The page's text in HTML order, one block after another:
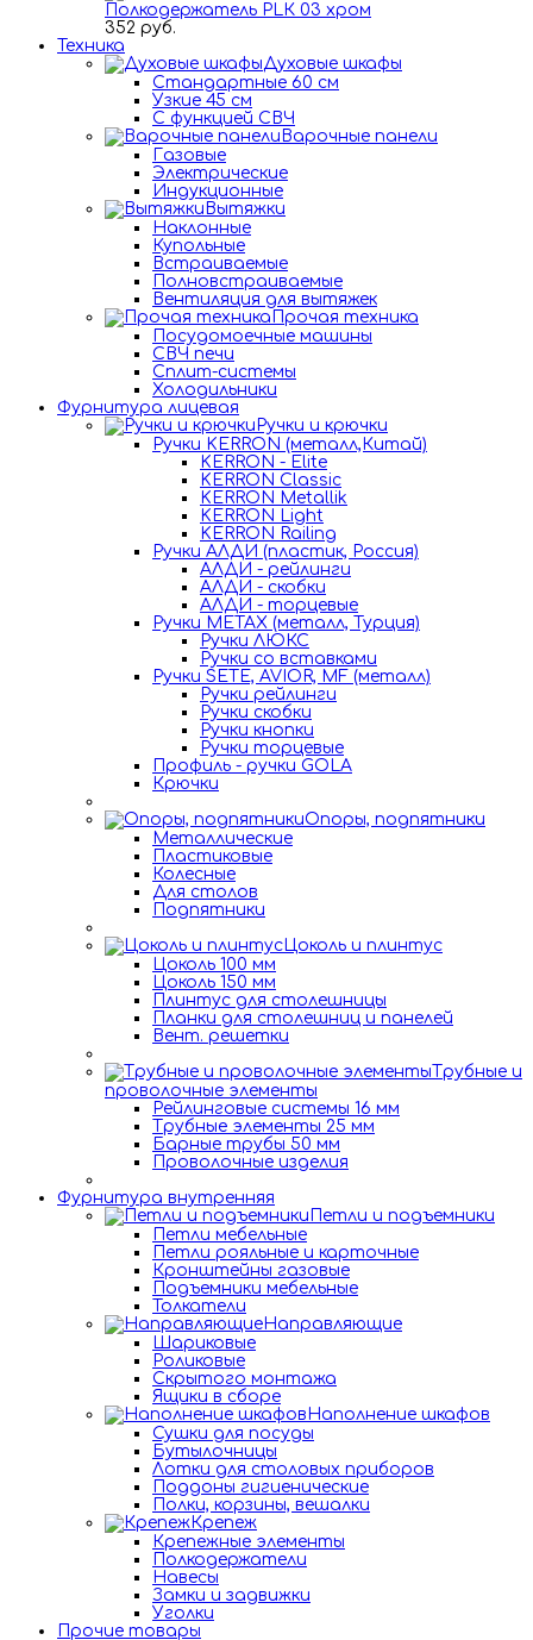
Полкодержатель PLК 03 хром
352 руб.
Техника
Духовые шкафы
Стандартные 60 см
Узкие 45 см
С функцией СВЧ
Варочные панели
Газовые
Электрические
Индукционные
Вытяжки
Наклонные
Купольные
Встраиваемые
Полновстраиваемые
Вентиляция для вытяжек
Прочая техника
Посудомоечные машины
СВЧ печи
Сплит-системы
Холодильники
Фурнитура лицевая
Ручки и крючки
Ручки KERRON (металл,Китай)
KERRON - Elite
KERRON Classic
KERRON Metallik
KERRON Light
KERRON Railing
Ручки АЛДИ (пластик, Россия)
АЛДИ - рейлинги
АЛДИ - скобки
АЛДИ - торцевые
Ручки METAX (металл, Турция)
Ручки ЛЮКС
Ручки со вставками
Ручки SETE, AVIOR, MF (металл)
Ручки рейлинги
Ручки скобки
Ручки кнопки
Ручки торцевые
Профиль - ручки GOLA
Крючки
Опоры, подпятники
Металлические
Пластиковые
Колесные
Для столов
Подпятники
Цоколь и плинтус
Цоколь 100 мм
Цоколь 150 мм
Плинтус для столешницы
Планки для столешниц и панелей
Вент. решетки
Трубные и
проволочные элементы
Рейлинговые системы 16 мм
Трубные элементы 25 мм
Барные трубы 50 мм
Проволочные изделия
Фурнитура внутренняя
Петли и подъемники
Петли мебельные
Петли рояльные и карточные
Кронштейны газовые
Подъемники мебельные
Толкатели
Направляющие
Шариковые
Роликовые
Скрытого монтажа
Ящики в сборе
Наполнение шкафов
Сушки для посуды
Бутылочницы
Лотки для столовых приборов
Поддоны гигиенические
Полки, корзины, вешалки
Крепеж
Крепежные элементы
Полкодержатели
Навесы
Замки и задвижки
Уголки
Прочие товары